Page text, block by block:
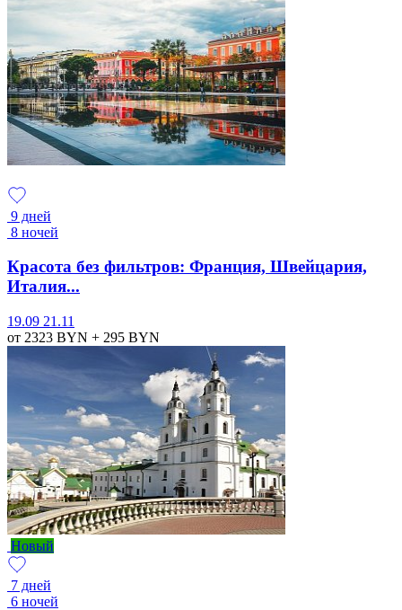
9 дней
8 ночей
Красота без фильтров: Франция, Швейцария,
Италия...
19.09 21.11
от 2323 BYN + 295 BYN
Новый
7 дней
6 ночей